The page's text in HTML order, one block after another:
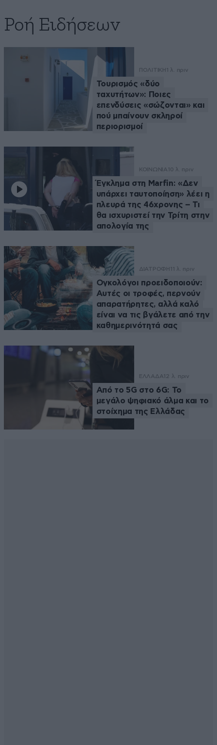
Ροή Ειδήσεων
ΠΟΛΙΤΙΚΗ 1 λ. πριν
Τουρισμός «δύο
ταχυτήτων»: Ποιες
επενδύσεις «σώζονται» και
πού μπαίνουν σκληροί
περιορισμοί
ΚΟΙΝΩΝΙΑ 10 λ. πριν
Έγκλημα στη Marfin: «Δεν
υπάρχει ταυτοποίηση» λέει η
πλευρά της 46χρονης – Τι
θα ισχυριστεί την Τρίτη στην
απολογία της
ΔΙΑΤΡΟΦΗ 11 λ. πριν
Ογκολόγοι προειδοποιούν:
Αυτές οι τροφές, περνούν
απαρατήρητες, αλλά καλό
είναι να τις βγάλετε από την
καθημερινότητά σας
ΕΛΛΑΔΑ 12 λ. πριν
Από το 5G στο 6G: Το
μεγάλο ψηφιακό άλμα και το
στοίχημα της Ελλάδας